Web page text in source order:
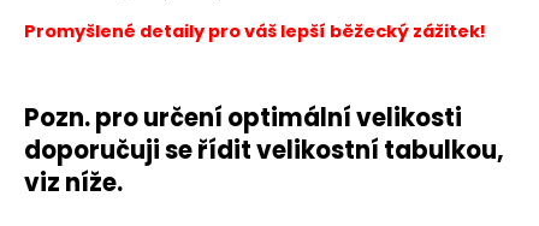
Promyšlené detaily pro váš lepší běžecký zážitek!
Pozn. pro určení optimální velikosti
doporučuji se řídit velikostní tabulkou,
viz níže.
BĚŽECKÁ
BUNDA
WINDSPEED
JACKET
1
399
Kč